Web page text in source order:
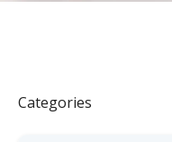
Categories